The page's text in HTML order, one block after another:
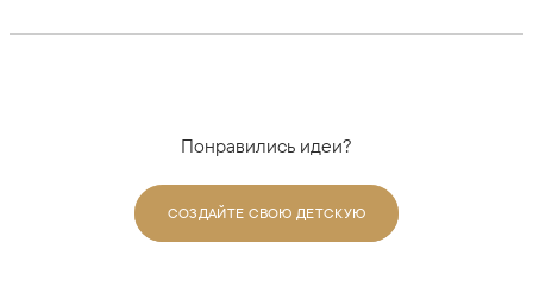
Понравились идеи?
СОЗДАЙТЕ СВОЮ ДЕТСКУЮ